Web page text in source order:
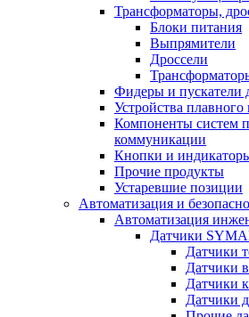
Трансформаторы,
Блоки питания
Выпрямители
Дроссели
Фидеры и пускатели
Устройства плавного
Компоненты систем
коммуникации
Кнопки и
Прочие продукты
Устаревшие позиции
Автоматизация и
Автоматизация
Датчики
Датчики
Датчики
Датчики
Датчики